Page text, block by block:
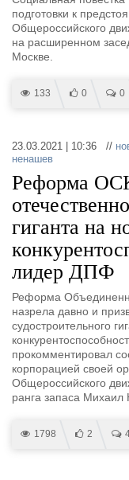
подготовки к
Общероссийского
на расширенном
Москве.
133 0 0
23.03.2021 | 10:36 //
ненашев
Реформа
гиганта на
лидер ДПФ
Реформа
назрела давно и
судостроительного
прокомментировал
корпорацией своей
Общероссийского
ранга запаса Михаил
1798 2